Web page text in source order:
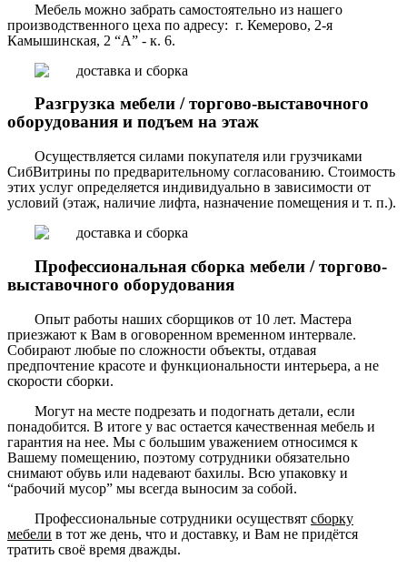
Мебель можно забрать самостоятельно из нашего
производственного цеха по адресу: г. Кемерово, 2-я
Камышинская, 2 “А” - к. 6.
Разгрузка мебели / торгово-выставочного
оборудования и подъем на этаж
Осуществляется силами покупателя или грузчиками
СибВитрины по предварительному согласованию. Стоимость
этих услуг определяется индивидуально в зависимости от
условий (этаж, наличие лифта, назначение помещения и т. п.).
Профессиональная сборка мебели / торгово-
выставочного оборудования
Опыт работы наших сборщиков от 10 лет. Мастера
приезжают к Вам в оговоренном временном интервале.
Собирают любые по сложности объекты, отдавая
предпочтение красоте и функциональности интерьера, а не
скорости сборки.
Могут на месте подрезать и подогнать детали, если
понадобится. В итоге у вас остается качественная мебель и
гарантия на нее. Мы с большим уважением относимся к
Вашему помещению, поэтому сотрудники обязательно
снимают обувь или надевают бахилы. Всю упаковку и
“рабочий мусор” мы всегда выносим за собой.
Профессиональные сотрудники осуществят сборку
мебели в тот же день, что и доставку, и Вам не придётся
тратить своё время дважды.